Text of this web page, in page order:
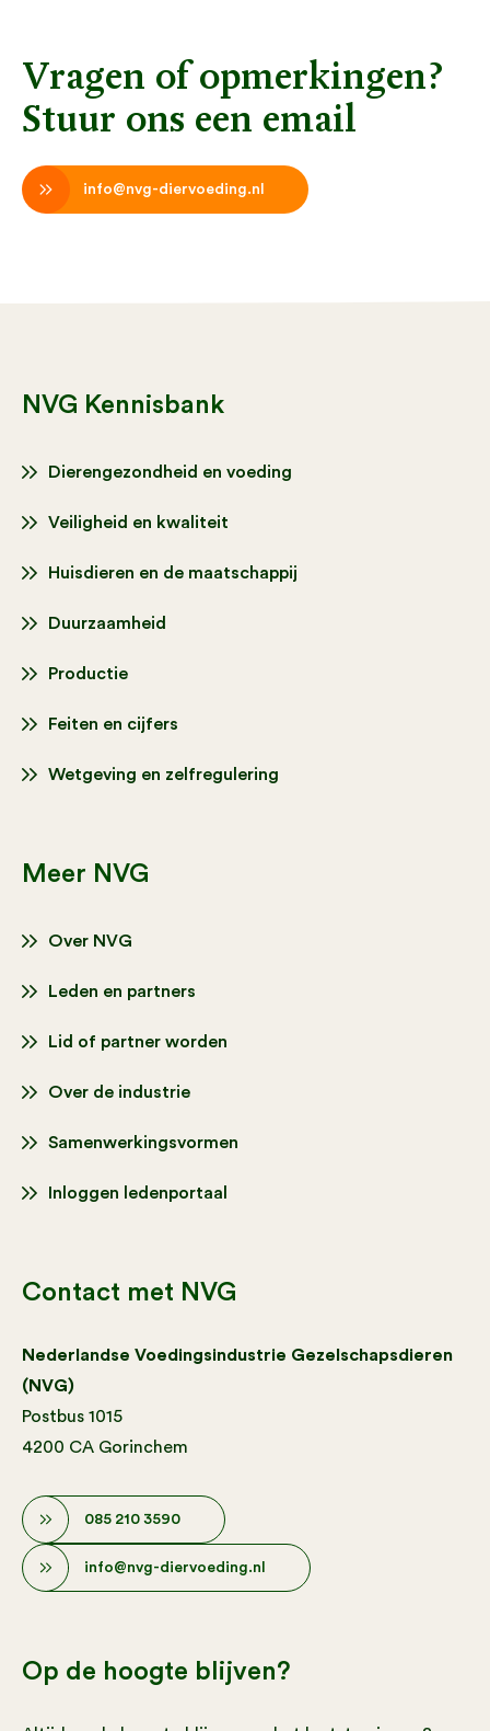
Vragen of opmerkingen?
Stuur ons een email
info@nvg-diervoeding.nl
NVG Kennisbank
Dierengezondheid en voeding
Veiligheid en kwaliteit
Huisdieren en de maatschappij
Duurzaamheid
Productie
Feiten en cijfers
Wetgeving en zelfregulering
Meer NVG
Over NVG
Leden en partners
Lid of partner worden
Over de industrie
Samenwerkingsvormen
Inloggen ledenportaal
Contact met NVG
Nederlandse Voedingsindustrie Gezelschapsdieren
(NVG)
Postbus 1015
4200 CA Gorinchem
085 210 3590
info@nvg-diervoeding.nl
Op de hoogte blijven?